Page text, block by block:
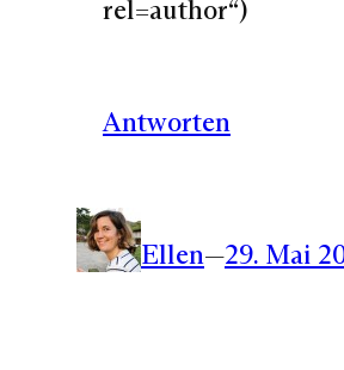
rel=author“)
Antworten
Ellen—29. Mai